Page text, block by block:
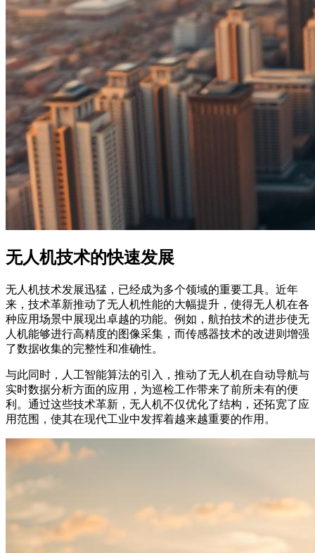
无人机技术的快速发展
无人机技术发展迅猛，已经成为多个领域的重要工具。近年
来，技术革新推动了无人机性能的大幅提升，使得无人机在各
种应用场景中展现出卓越的功能。例如，航拍技术的进步使无
人机能够进行高精度的图像采集，而传感器技术的改进则增强
了数据收集的完整性和准确性。
与此同时，人工智能算法的引入，推动了无人机在自动导航与
实时数据分析方面的应用，为巡检工作带来了前所未有的便
利。通过这些技术革新，无人机不仅优化了结构，还拓宽了应
用范围，使其在现代工业中发挥着越来越重要的作用。